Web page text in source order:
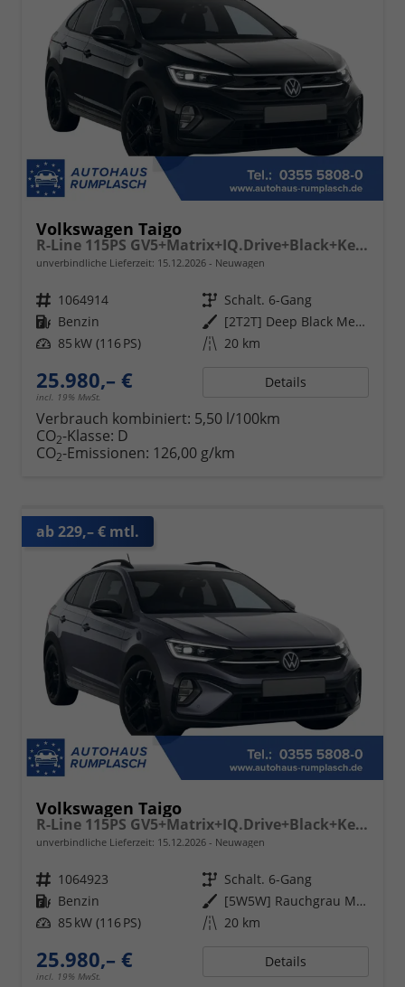
Volkswagen Taigo
R-Line 115PS GV5+Matrix+IQ.Drive+Black+Keyless+Alu18+Cam+Sitzhz+Climatronic
unverbindliche Lieferzeit: 15.12.2026 Neuwagen
Fahrzeugnr. 1064914 Getriebe Schalt. 6-Gang
Kraftstoff Benzin Außenfarbe
[2T2T] Deep Black Metallic
Leistung 85 kW (116 PS) Kilometerstand 20 km
25.980,– €
incl. 19% MwSt.
Details
Verbrauch kombiniert: 5,50 l/100km
CO2-Klasse: D
CO2-Emissionen: 126,00 g/km
ab 229,– € mtl.
Volkswagen Taigo
R-Line 115PS GV5+Matrix+IQ.Drive+Black+Keyless+Alu18+Cam+Sitzhz+Climatronic
unverbindliche Lieferzeit: 15.12.2026 Neuwagen
Fahrzeugnr. 1064923 Getriebe Schalt. 6-Gang
Kraftstoff Benzin Außenfarbe
[5W5W] Rauchgrau Metallic
Leistung 85 kW (116 PS) Kilometerstand 20 km
25.980,– €
incl. 19% MwSt.
Details